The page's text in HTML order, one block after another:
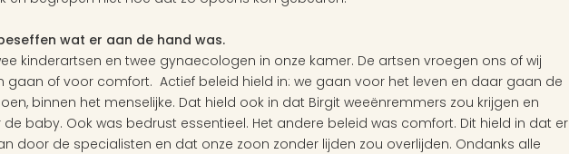
wat er aan de hand was.
kinderartsen en twee gynaecologen in onze kamer. De artsen vroegen ons of wij
gaan of voor comfort.  Actief beleid hield in: we gaan voor het leven en daar gaan de
binnen het menselijke. Dat hield ook in dat Birgit weeënremmers zou krijgen en
baby. Ook was bedrust essentieel. Het andere beleid was comfort. Dit hield in dat er
door de specialisten en dat onze zoon zonder lijden zou overlijden. Ondanks alle